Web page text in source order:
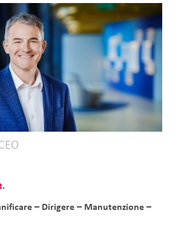
– Dirigere – Manutenzione –